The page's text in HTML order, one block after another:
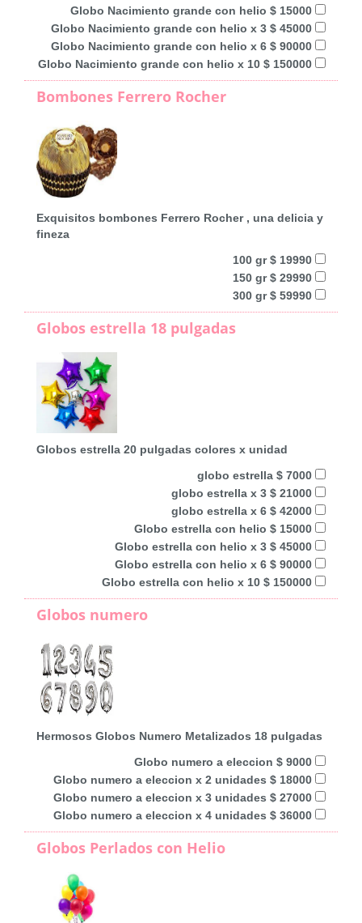
Globo Nacimiento grande con helio $ 15000
Globo Nacimiento grande con helio x 3 $ 45000
Globo Nacimiento grande con helio x 6 $ 90000
Globo Nacimiento grande con helio x 10 $ 150000
Bombones Ferrero Rocher
Exquisitos bombones Ferrero Rocher , una delicia y
fineza
100 gr $ 19990
150 gr $ 29990
300 gr $ 59990
Globos estrella 18 pulgadas
Globos estrella 20 pulgadas colores x unidad
globo estrella $ 7000
globo estrella x 3 $ 21000
globo estrella x 6 $ 42000
Globo estrella con helio $ 15000
Globo estrella con helio x 3 $ 45000
Globo estrella con helio x 6 $ 90000
Globo estrella con helio x 10 $ 150000
Globos numero
Hermosos Globos Numero Metalizados 18 pulgadas
Globo numero a eleccion $ 9000
Globo numero a eleccion x 2 unidades $ 18000
Globo numero a eleccion x 3 unidades $ 27000
Globo numero a eleccion x 4 unidades $ 36000
Globos Perlados con Helio